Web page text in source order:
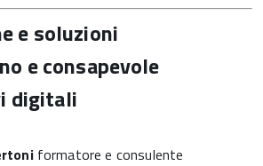
e soluzioni
e consapevole
digitali
formatore e consulente